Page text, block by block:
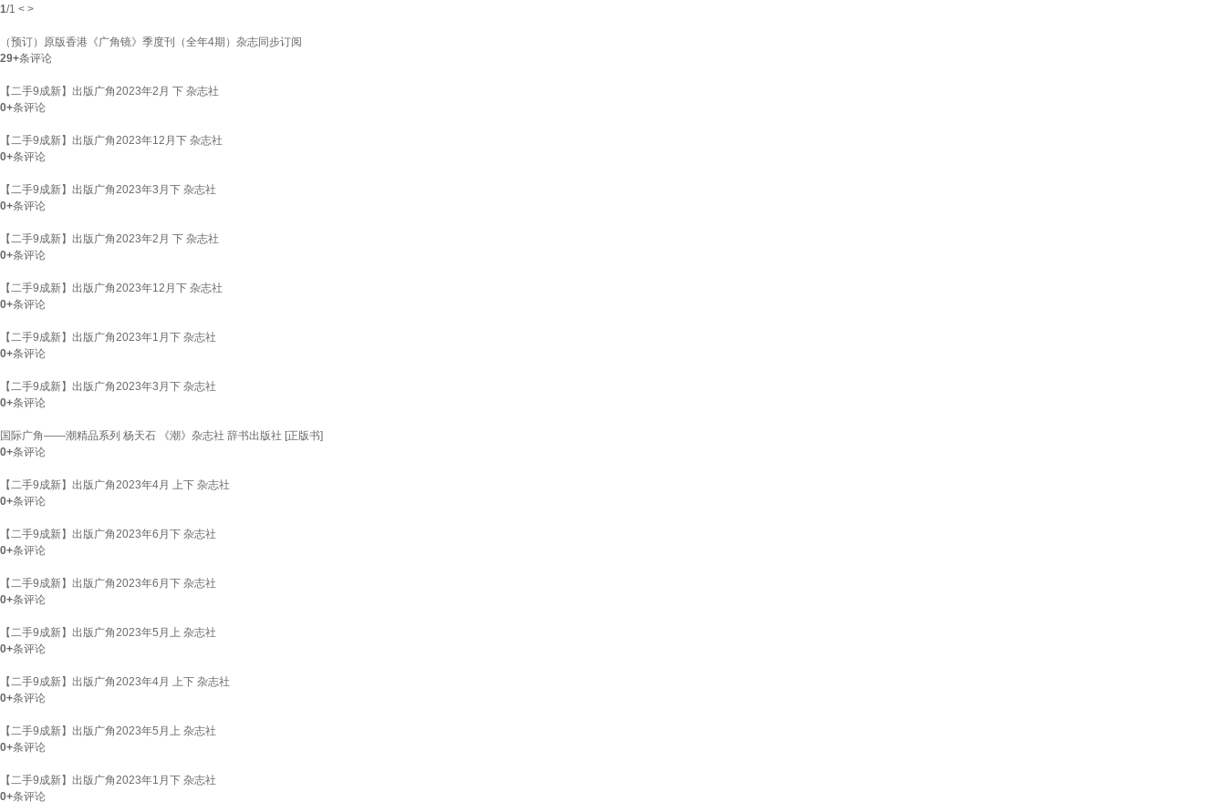
1/1 < >
（预订）原版香港《广角镜》季度刊（全年4期）杂志同步订阅
29+条评论
【二手9成新】出版广角2023年2月 下 杂志社
0+条评论
【二手9成新】出版广角2023年12月下 杂志社
0+条评论
【二手9成新】出版广角2023年3月下 杂志社
0+条评论
【二手9成新】出版广角2023年2月 下 杂志社
0+条评论
【二手9成新】出版广角2023年12月下 杂志社
0+条评论
【二手9成新】出版广角2023年1月下 杂志社
0+条评论
【二手9成新】出版广角2023年3月下 杂志社
0+条评论
国际广角——潮精品系列 杨天石 《潮》杂志社 辞书出版社 [正版书]
0+条评论
【二手9成新】出版广角2023年4月 上下 杂志社
0+条评论
【二手9成新】出版广角2023年6月下 杂志社
0+条评论
【二手9成新】出版广角2023年6月下 杂志社
0+条评论
【二手9成新】出版广角2023年5月上 杂志社
0+条评论
【二手9成新】出版广角2023年4月 上下 杂志社
0+条评论
【二手9成新】出版广角2023年5月上 杂志社
0+条评论
【二手9成新】出版广角2023年1月下 杂志社
0+条评论